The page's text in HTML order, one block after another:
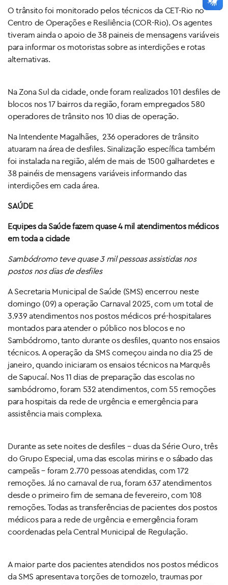
O trânsito foi monitorado pelos técnicos da CET-Rio no
Centro de Operações e Resiliência (COR-Rio). Os agentes
tiveram ainda o apoio de 38 paineis de mensagens variáveis
para informar os motoristas sobre as interdições e rotas
alternativas.
Na Zona Sul da cidade, onde foram realizados 101 desfiles de
blocos nos 17 bairros da região, foram empregados 580
operadores de trânsito nos 10 dias de operação.
Na Intendente Magalhães, 236 operadores de trânsito
atuaram na área de desfiles. Sinalização específica também
foi instalada na região, além de mais de 1500 galhardetes e
38 painéis de mensagens variáveis informando das
interdições em cada área.
SAÚDE
Equipes da Saúde fazem quase 4 mil atendimentos médicos
em toda a cidade
Sambódromo teve quase 3 mil pessoas assistidas nos
postos nos dias de desfiles
A Secretaria Municipal de Saúde (SMS) encerrou neste
domingo (09) a operação Carnaval 2025, com um total de
3.939 atendimentos nos postos médicos pré-hospitalares
montados para atender o público nos blocos e no
Sambódromo, tanto durante os desfiles, quanto nos ensaios
técnicos. A operação da SMS começou ainda no dia 25 de
janeiro, quando iniciaram os ensaios técnicos na Marquês
de Sapucaí. Nos 11 dias de preparação das escolas no
sambódromo, foram 532 atendimentos, com 55 remoções
para hospitais da rede de urgência e emergência para
assistência mais complexa.
Durante as sete noites de desfiles – duas da Série Ouro, três
do Grupo Especial, uma das escolas mirins e o sábado das
campeãs – foram 2.770 pessoas atendidas, com 172
remoções. Já no carnaval de rua, foram 637 atendimentos
desde o primeiro fim de semana de fevereiro, com 108
remoções. Todas as transferências de pacientes dos postos
médicos para a rede de urgência e emergência foram
coordenadas pela Central Municipal de Regulação.
A maior parte dos pacientes atendidos nos postos médicos
da SMS apresentava torções de tornozelo, traumas por